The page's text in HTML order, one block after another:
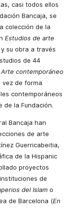
casi todos ellos
Bancaja, se
colección de la
Estudios de arte
su obra a través
de 44
Arte contemporáneo
vez de forma
contemporáneos
de la Fundación.
Bancaja han
de arte
Guerricabeitia,
de la Hispanic
proyectos
de
del Islam o
de Barcelona (En